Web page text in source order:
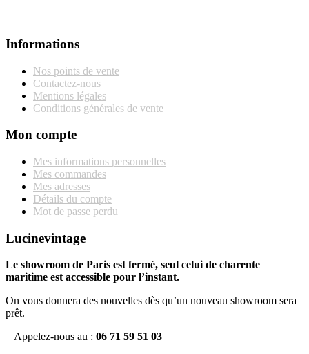
Informations
Nos points de vente
Contactez-nous
Mentions légales
Conditions générales de vente
Mon compte
Mes informations personnelles
Mes commandes
Mes adresses
Détails du compte
Mot de passe perdu
Lucinevintage
Le showroom de Paris est fermé, seul celui de charente
maritime est accessible pour l’instant.
On vous donnera des nouvelles dès qu’un nouveau showroom sera
prêt.
Appelez-nous au : 06 71 59 51 03